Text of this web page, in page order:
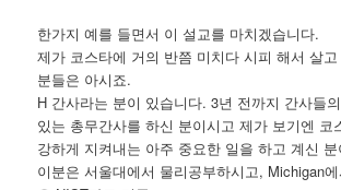
한가지 예를 들면서 이 설교를 마치겠습니다.
제가 코스타에 거의 반쯤 미치다 시피 해서 살
분들은 아시죠.
H 간사라는 분이 있습니다. 3년 전까지 간사들
있는 총무간사를 하신 분이시고 제가 보기엔 코
강하게 지켜내는 아주 중요한 일을 하고 계신
이분은 서울대에서 물리공부하시고, Michigan